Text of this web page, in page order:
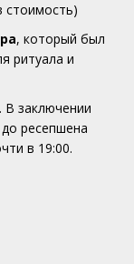
стоимость)
, который был
ритуала и
В заключении
ресепшена
в 19:00.